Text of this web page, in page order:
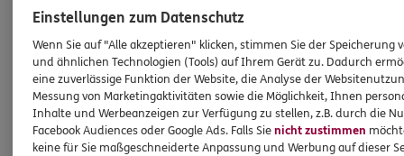
Einstellungen zum Datenschutz
Wenn Sie auf "Alle akzeptieren" klicken, stimmen Sie der Speicherung
und ähnlichen Technologien (Tools) auf Ihrem Gerät zu. Dadurch
eine zuverlässige Funktion der Website, die Analyse der
Messung von Marketingaktivitäten sowie die Möglichkeit, Ihnen
Inhalte und Werbeanzeigen zur Verfügung zu stellen, z.B. durch die
Facebook Audiences oder Google Ads. Falls Sienicht zustimmen
keine für Sie maßgeschneiderte Anpassung und Werbung auf dieser